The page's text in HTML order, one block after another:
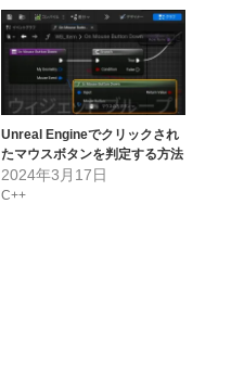
Unreal Engineでクリックされ
たマウスボタンを判定する方法
2024年3月17日
C++